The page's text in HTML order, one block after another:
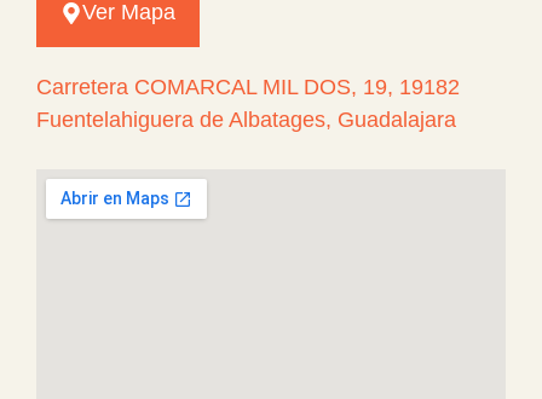
Ver Mapa
Carretera COMARCAL MIL DOS, 19, 19182
Fuentelahiguera de Albatages, Guadalajara